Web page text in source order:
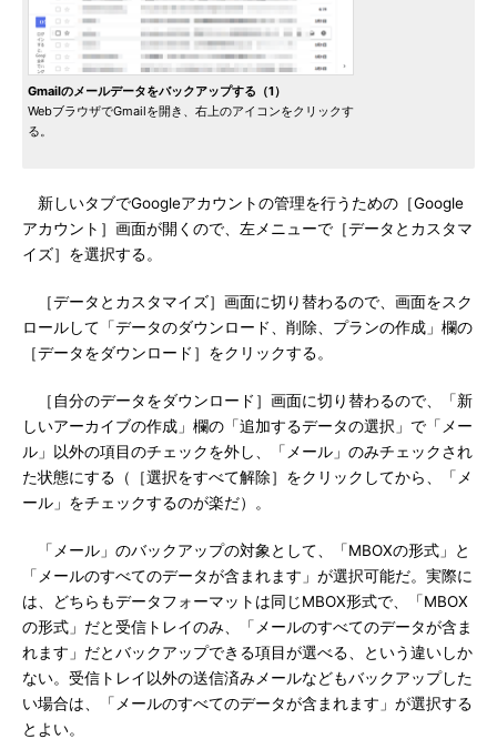
Gmailのメールデータをバックアップする（1）
WebブラウザでGmailを開き、右上のアイコンをクリックす
る。
新しいタブでGoogleアカウントの管理を行うための［Google
アカウント］画面が開くので、左メニューで［データとカスタマ
イズ］を選択する。
［データとカスタマイズ］画面に切り替わるので、画面をスク
ロールして「データのダウンロード、削除、プランの作成」欄の
［データをダウンロード］をクリックする。
［自分のデータをダウンロード］画面に切り替わるので、「新
しいアーカイブの作成」欄の「追加するデータの選択」で「メー
ル」以外の項目のチェックを外し、「メール」のみチェックされ
た状態にする（［選択をすべて解除］をクリックしてから、「メ
ール」をチェックするのが楽だ）。
「メール」のバックアップの対象として、「MBOXの形式」と
「メールのすべてのデータが含まれます」が選択可能だ。実際に
は、どちらもデータフォーマットは同じMBOX形式で、「MBOX
の形式」だと受信トレイのみ、「メールのすべてのデータが含ま
れます」だとバックアップできる項目が選べる、という違いしか
ない。受信トレイ以外の送信済みメールなどもバックアップした
い場合は、「メールのすべてのデータが含まれます」が選択する
とよい。